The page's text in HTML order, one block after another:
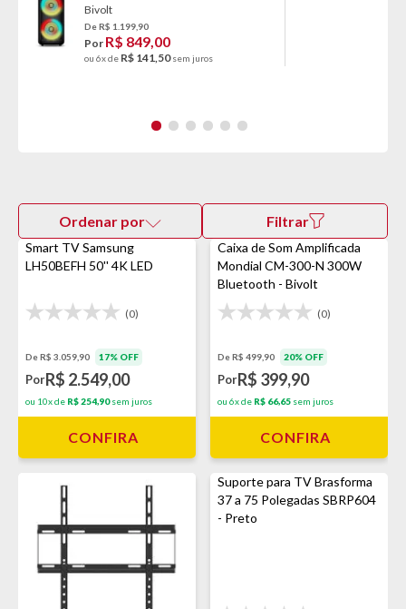
Bivolt
De R$ 1.199,90
Por R$ 849,00
ou 6x de R$ 141,50sem juros
Ordenar por Filtrar
Smart TV Samsung
LH50BEFH 50'' 4K LED
(0)
De R$ 3.059,90 17% OFF
PorR$ 2.549,00
ou 10x de R$ 254,90sem juros
CONFIRA
Caixa de Som Amplificada
Mondial CM-300-N 300W
Bluetooth - Bivolt
(0)
De R$ 499,90 20% OFF
PorR$ 399,90
ou 6x de R$ 66,65 sem juros
CONFIRA
Suporte para TV Brasforma
37 a 75 Polegadas SBRP604
- Preto